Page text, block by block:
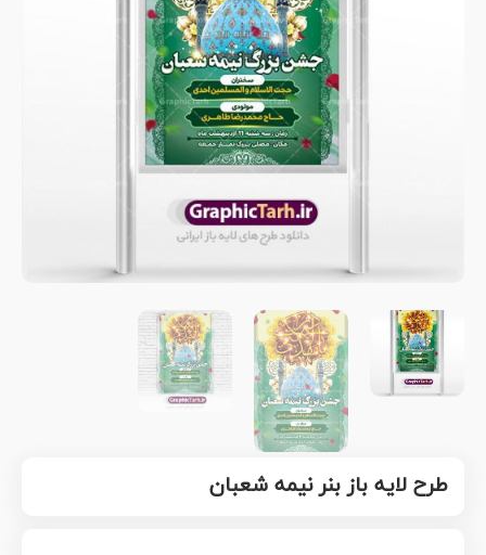
طرح لایه باز بنر نیمه شعبان